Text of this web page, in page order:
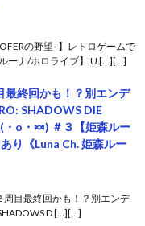
の野望- 】レトロゲームで
ーナ/ホロライブ】 U […][…]
最終回かも！？別エンデ
SHADOWS DIE
o・🍬) ＃３【姫森ルー
り《Luna Ch. 姫森ルー
周目最終回かも！？別エンデ
D […][…]